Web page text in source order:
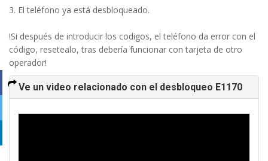
3. El teléfono ya está desbloqueado.
!Si después de introducir los codigos, el teléfono da error con el
código, resetealo, tras debería funcionar con tarjeta de otro
operador!
Ve un video relacionado con el desbloqueo E1170